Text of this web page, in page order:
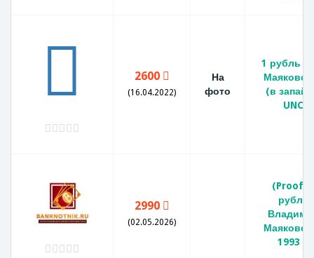
2600
(16.04.2022)
На
фото
1 рубль
(в
UNC
2990
(02.05.2026)
(Proof)
рубль
1993 г.